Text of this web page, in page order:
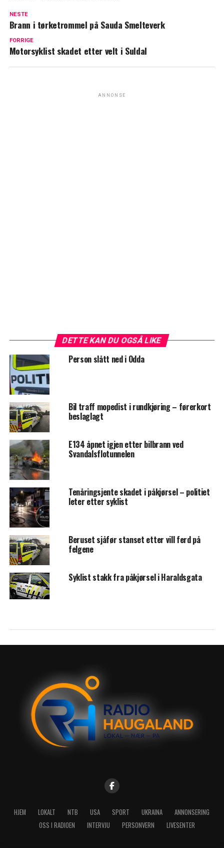
NESTE
Brann i tørketrommel på Sauda Smelteverk
FORRIGE
Motorsyklist skadet etter velt i Suldal
ANNONSE
DETTE KAN DU OGSÅ LIKE
Person slått ned i Odda
Bil traff mopedist i rundkjøring – førerkort
beslaglagt
E134 åpnet igjen etter bilbrann ved
Svandalsflotunnelen
Tenåringsjente skadet i påkjørsel – politiet
leter etter syklist
Beruset sjåfør stanset etter vill ferd på
felgene
Syklist stakk fra påkjørsel i Haraldsgata
HJEM LOKALT NTB USA SPORT UKRAINA
ANNONSERING
OSS I RADIOEN
INTERVJU PERSONVERN LIVESENTER